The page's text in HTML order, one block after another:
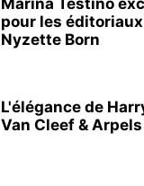
Marina Testino
pour les
Nyzette Born
L'élégance de
Van Cleef & Arpels